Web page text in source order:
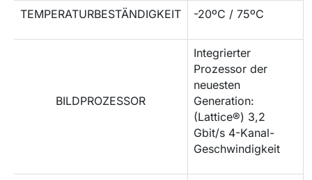
TEMPERATURBESTÄNDIGKEIT -20ºC / 75ºC
BILDPROZESSOR
Integrierter
Prozessor der
neuesten
Generation:
(Lattice®) 3,2
Gbit/s 4-Kanal-
Geschwindigkeit